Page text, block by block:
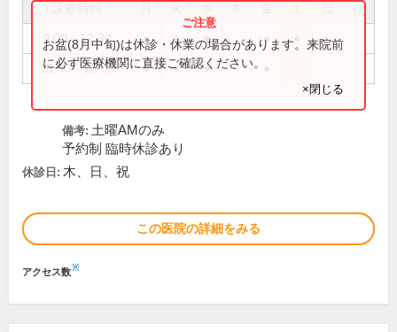
祝
9:00～12:30 ● ● ● ●
15:00～18:00 ● ● ●
お盆(8月中旬)は休診・休業の場合があります。来院前
に必ず医療機関に直接ご確認ください。
×閉じる
備考: 土曜AMのみ
予約制 臨時休診あり
休診日: 木、日、祝
この医院の詳細をみる
アクセス数※